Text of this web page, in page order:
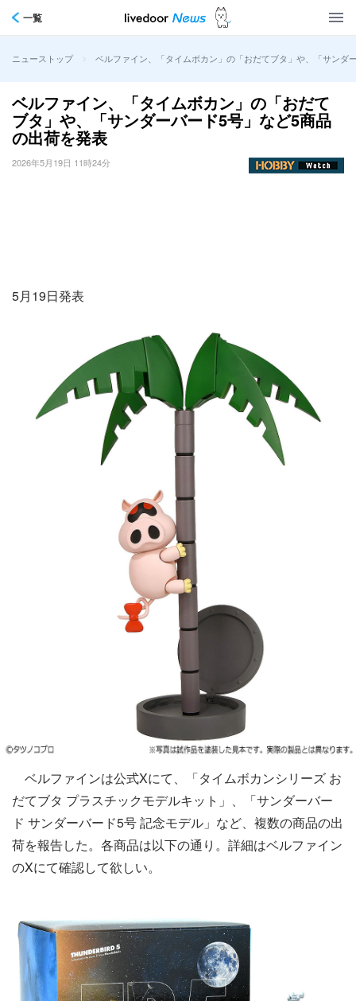
一覧
ニューストップ > ベルファイン、「タイムボカン」の「おだてブタ」や、「サンダ
ベルファイン、「タイムボカン」の「おだて
ブタ」や、「サンダーバード5号」など5商品
の出荷を発表
2026年5月19日 11時24分
5月19日発表
ベルファインは公式Xにて、「タイムボカンシリーズ お
だてブタ プラスチックモデルキット」、「サンダーバー
ド サンダーバード5号 記念モデル」など、複数の商品の出
荷を報告した。各商品は以下の通り。詳細はベルファイン
のXにて確認して欲しい。